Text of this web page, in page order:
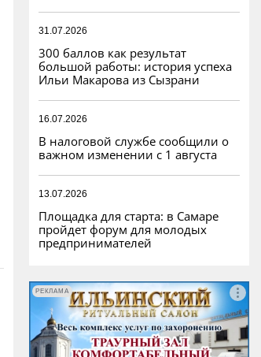
31.07.2026
300 баллов как результат
большой работы: история успеха
Ильи Макарова из Сызрани
16.07.2026
В налоговой службе сообщили о
важном изменении с 1 августа
13.07.2026
Площадка для старта: в Самаре
пройдет форум для молодых
предпринимателей
РЕКЛАМА